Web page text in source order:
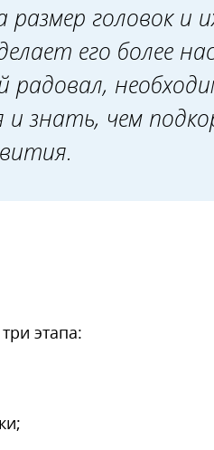
головок и
его более
знать, чем
этапа: